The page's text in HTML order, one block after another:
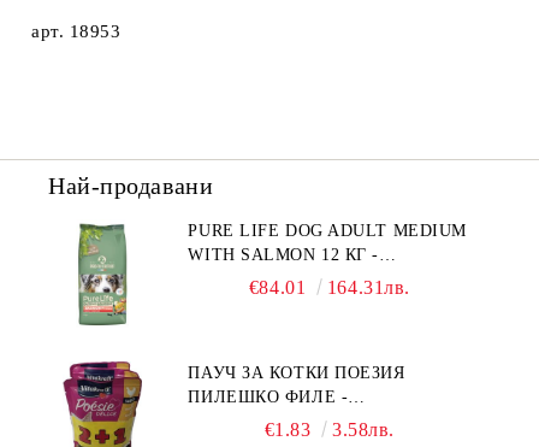
арт. 18953
Най-продавани
PURE LIFE DOG ADULT MEDIUM
WITH SALMON 12 КГ -
ПЪЛНОЦЕННА ХРАНА ЗА
БЕЗ ЗЪРНО, БЕЗ ГЛУТЕН.
ПРОИЗВЕДЕНА ВЪВ ФРАНЦИЯ.
€84.01 164.31лв.
ПАУЧ ЗА КОТКИ ПОЕЗИЯ
ПИЛЕШКО ФИЛЕ -
ПРОМОКОМПЛЕКТ 3 БР.
€1.83 3.58лв.